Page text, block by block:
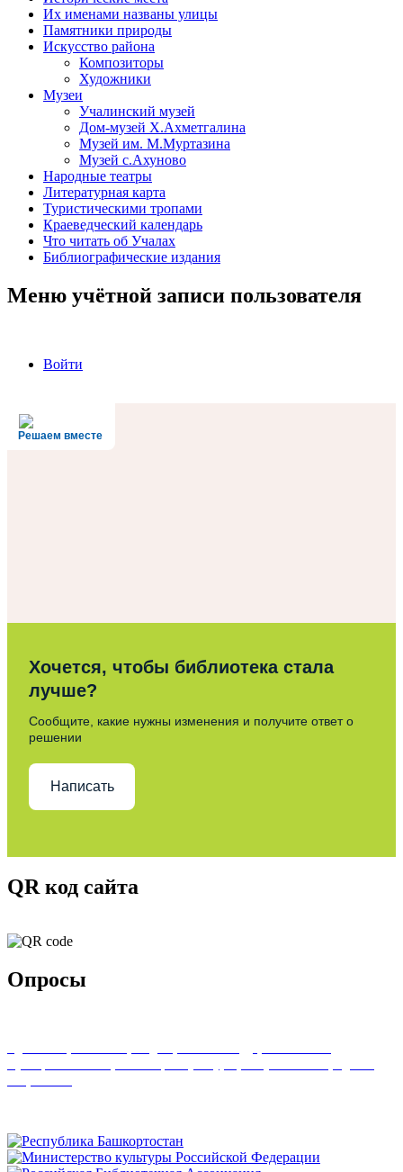
Их именами названы улицы
Памятники природы
Искусство района
Композиторы
Художники
Музеи
Учалинский музей
Дом-музей Х.Ахметгалина
Музей им. М.Муртазина
Музей с.Ахуново
Народные театры
Литературная карта
Туристическими тропами
Краеведческий календарь
Что читать об Учалах
Библиографические издания
Меню учётной записи пользователя
Войти
Решаем вместе
Хочется, чтобы библиотека стала
лучше?
Сообщите, какие нужны изменения и получите ответ о
решении
Написать
QR код сайта
Опросы